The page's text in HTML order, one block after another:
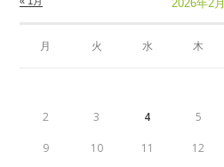
2026年2月
月 火 水 木
2 3 4 5
9 10 11 12